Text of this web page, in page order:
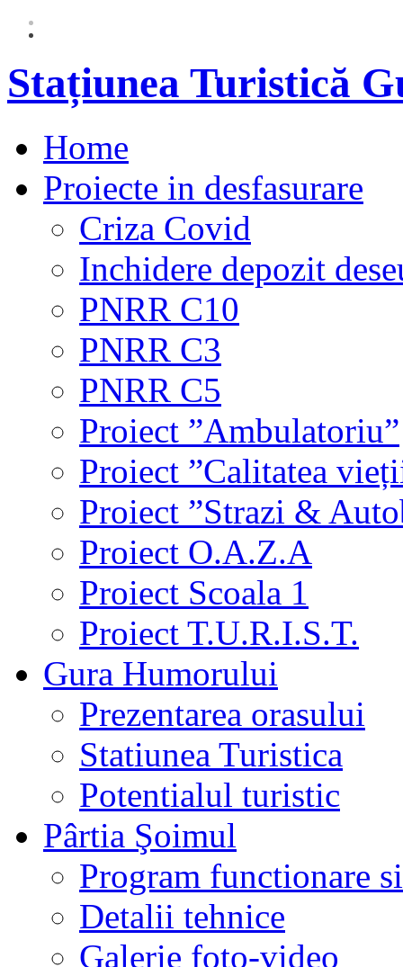
Stațiunea Turistică
Home
Proiecte in desfasurare
Criza Covid
Inchidere depozit
PNRR C10
PNRR C3
PNRR C5
Proiect ”Ambulatoriu”
Proiect ”Calitatea
Proiect ”Strazi &
Proiect O.A.Z.A
Proiect Scoala 1
Proiect T.U.R.I.S.T.
Gura Humorului
Prezentarea orasului
Statiunea Turistica
Potentialul turistic
Pârtia Şoimul
Program functionare
Detalii tehnice
Galerie foto-video